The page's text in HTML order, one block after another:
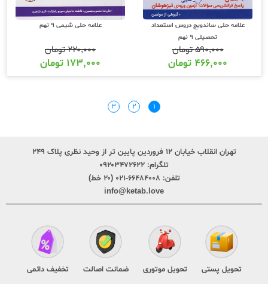
علامه حلی ساندویچ دروس استعداد
تحصیلی 9 نهم
۵۹۰,۰۰۰تومان
۴۶۶,۰۰۰ تومان
علامه حلی شیمی 9 نهم
۲۲۰,۰۰۰تومان
۱۷۳,۰۰۰ تومان
۱ ۲ ۳
تهران انقلاب خیابان ۱۲ فروردین پایین تر از وحید نظری پلاک ۲۴۹
تلگرام: ۰۹۲۰۳۴۷۲۶۲۲
تلفن: ۶۶۴۸۴۰۰۸-۰۲۱ (۲۰ خط)
info@ketab.love
تحویل پستی تحویل موتوری ضمانت اصالت تخفیف دائمی